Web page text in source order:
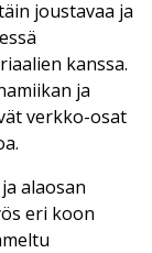
joustavaa ja
kanssa.
ja
verkko-osat
alaosan
eri koon